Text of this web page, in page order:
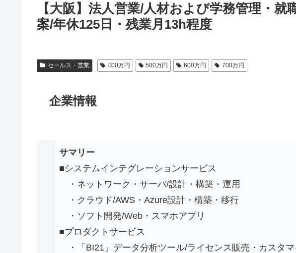
【大阪】法人営業/人材および学務管理・
案/年休125日・残業月13h程度
セールス・営業 400万円 500万円 600万円 700万円
企業情報
サマリー
■システムインテグレーションサービス
・ネットワーク・サーバ/設計・構築・運用
・クラウド/AWS・Azure設計・構築・移行
・ソフト開発/Web・スマホアプリ
■プロダクトサービス
・「BI21」データ分析ツール/ライセンス販売・カスタ